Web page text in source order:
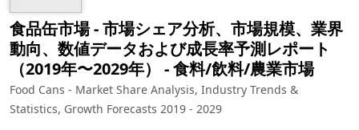
食品缶市場 - 市場シェア分析、市場規模、業界
動向、数値データおよび成長率予測レポート
（2019年〜2029年）
‐食料/飲料/農業市場
Food Cans - Market Share Analysis, Industry Trends &
Statistics, Growth Forecasts 2019 - 2029